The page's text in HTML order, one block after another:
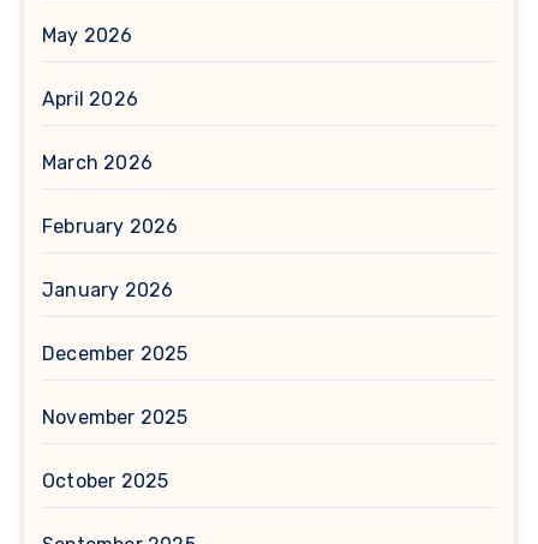
May 2026
April 2026
March 2026
February 2026
January 2026
December 2025
November 2025
October 2025